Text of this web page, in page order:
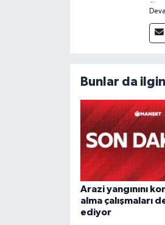
Bunlar da
Arazi yangınını
alma çalışmaları
ediyor